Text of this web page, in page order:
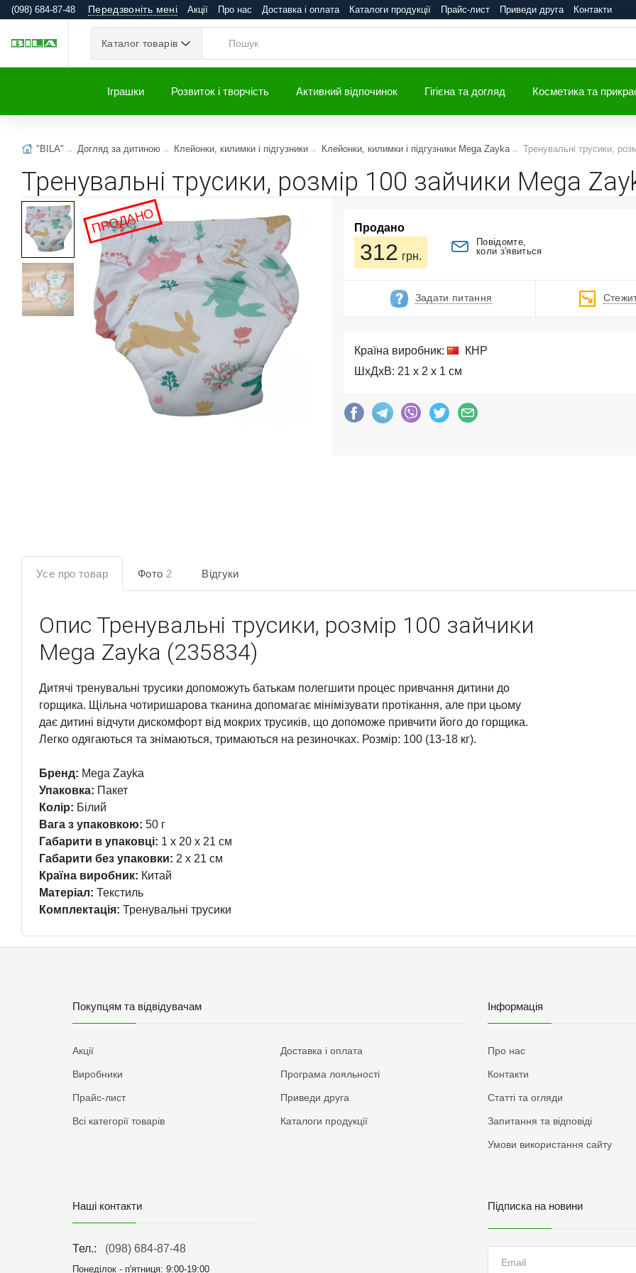
(098) 684-87-48 Передзвоніть мені Акції Про нас Доставка і оплата Каталоги продукції Прайс-лист Приведи друга Контакти
Каталог товарів
Іграшки Розвиток і творчість Активний відпочинок Гігієна та догляд Косметика та
"BILA" Догляд за дитиною Клейонки, килимки і підгузники Клейонки, килимки і підгузники Mega Zayka Тренувальні трусики,
Тренувальні трусики, розмір 100 зайчики Mega
ПРОДАНО Продано
312 грн.
Повідомте,
коли з'явиться
Задати питання
Країна виробник:
КНР
ШхДхВ: 21 x 2 x 1 см
Усе про товар Фото 2 Відгуки
Опис Тренувальні трусики, розмір 100 зайчики
Mega Zayka (235834)
Дитячі тренувальні трусики допоможуть батькам полегшити процес привчання дитини до
горщика. Щільна чотиришарова тканина допомагає мінімізувати протікання, але при цьому
дає дитині відчути дискомфорт від мокрих трусиків, що допоможе привчити його до горщика.
Легко одягаються та знімаються, тримаються на резиночках. Розмір: 100 (13-18 кг).
Бренд: Mega Zayka
Упаковка: Пакет
Колір: Білий
Вага з упаковкою: 50 г
Габарити в упаковці: 1 x 20 x 21 см
Габарити без упаковки: 2 x 21 см
Країна виробник: Китай
Матеріал: Текстиль
Комплектація: Тренувальні трусики
Покупцям та відвідувачам
Акції
Виробники
Прайс-лист
Всі категорії товарів
Доставка і оплата
Програма лояльності
Приведи друга
Каталоги продукції
Інформація
Про нас
Контакти
Статті та огляди
Запитання та відповіді
Умови використання сайту
Наші контакти
Тел.: (098) 684-87-48
Понеділок - п'ятниця: 9:00-19:00
Підписка на новини